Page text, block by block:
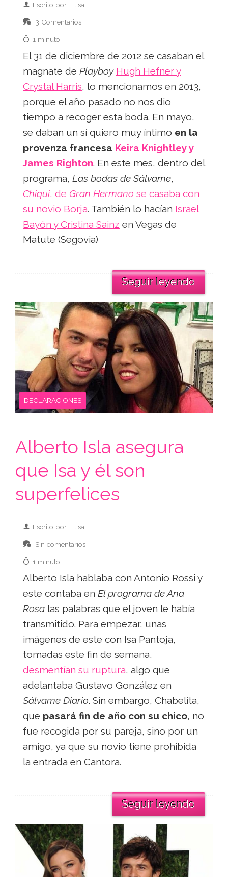
Escrito por: Elisa
3 Comentarios
1 minuto
El 31 de diciembre de 2012 se casaban el
magnate de Playboy Hugh Hefner y
Crystal Harris, lo mencionamos en 2013,
porque el año pasado no nos dio
tiempo a recoger esta boda. En mayo,
se daban un sí quiero muy íntimo en la
provenza francesa Keira Knightley y
James Righton. En este mes, dentro del
programa, Las bodas de Sálvame,
Chiqui, de Gran Hermano se casaba con
su novio Borja. También lo hacían Israel
Bayón y Cristina Sainz en Vegas de
Matute (Segovia)
Seguir leyendo
DECLARACIONES
Alberto Isla asegura
que Isa y él son
superfelices
Escrito por: Elisa
Sin comentarios
1 minuto
Alberto Isla hablaba con Antonio Rossi y
este contaba en El programa de Ana
Rosa las palabras que el joven le había
transmitido. Para empezar, unas
imágenes de este con Isa Pantoja,
tomadas este fin de semana,
desmentían su ruptura, algo que
adelantaba Gustavo González en
Sálvame Diario. Sin embargo, Chabelita,
que pasará fin de año con su chico, no
fue recogida por su pareja, sino por un
amigo, ya que su novio tiene prohibida
la entrada en Cantora.
Seguir leyendo